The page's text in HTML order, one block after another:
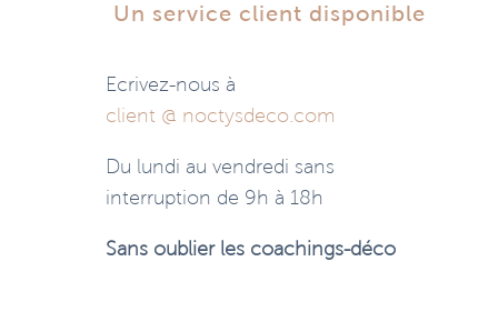
Un service client disponible
Ecrivez-nous à
client @ noctysdeco.com
Du lundi au vendredi sans
interruption de 9h à 18h
Sans oublier les coachings-déco